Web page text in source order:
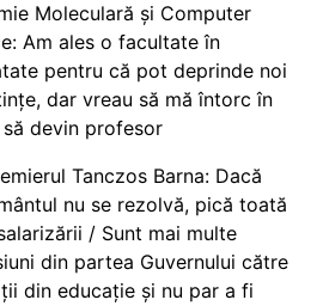
Moleculară și Computer
Am ales o facultate în
pentru că pot deprinde noi
dar vreau să mă întorc în
devin profesor
Tanczos Barna: Dacă
nu se rezolvă, pică toată
/ Sunt mai multe
din partea Guvernului către
din educație și nu par a fi